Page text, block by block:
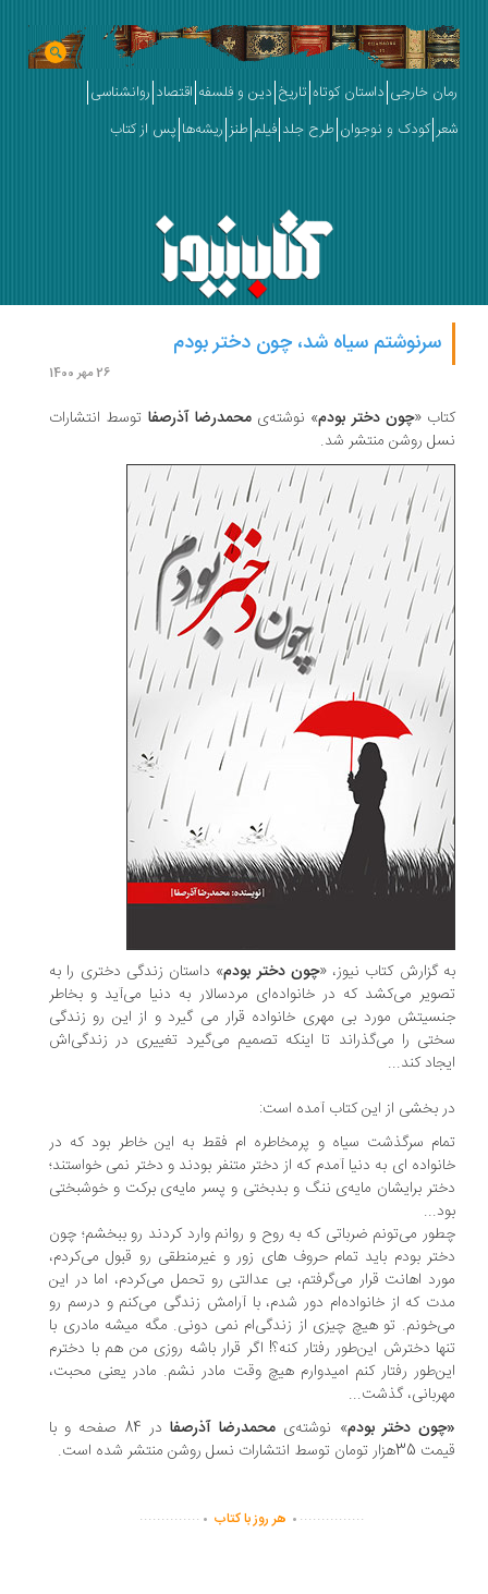
رمان خارجی داستان کوتاه تاریخ دین و فلسفه اقتصاد روانشناسی
شعر کودک و نوجوان طرح جلد فیلم طنز ریشه‌ها پس از کتاب
سرنوشتم سیاه شد، چون دختر بودم
26 مهر 1400
کتاب «چون دختر بودم» نوشته‌یمحمدرضا آذرصفا توسط انتشارات
نسل روشن منتشر شد.
به گزارش کتاب نیوز، «چون دختر بودم» داستان زندگی دختری را به
تصویر می‌کشد که در خانواده‌ای مردسالار به دنیا می‌آید و بخاطر
جنسیتش مورد بی مهری خانواده قرار می گیرد و از این رو زندگی
سختی را می‌گذراند تا اینکه تصمیم می‌گیرد تغییری در زندگی‌اش
ایجاد کند...
در بخشی از این کتاب آمده است:
تمام سرگذشت سیاه و پرمخاطره ام فقط به این خاطر بود که در
خانواده ای به دنیا آمدم که از دختر متنفر بودند و دختر نمی خواستند‌؛
دختر برایشان مايه‌ی ننگ و بدبختی و پسر مايه‌ی برکت و خوشبختی
بود...
چطور می‌تونم ضرباتی که به روح و روانم وارد کردند رو ببخشم؛ چون
دختر بودم باید تمام حروف های زور و غیرمنطقی رو قبول می‌کردم،
مورد اهانت قرار می‌گرفتم، بی عدالتی رو تحمل می‌کردم، اما در این
مدت که از خانواده‌ام دور شدم، با آرامش زندگی می‌کنم و درسم رو
می‌خونم. تو هیچ چیزی از زندگی‌ام نمی دونی. مگه میشه مادری با
تنها دخترش این‌طور رفتار کنه؟! اگر قرار باشه روزی من هم با دخترم
این‌طور رفتار کنم امیدوارم هیچ وقت مادر نشم. مادر یعنی محبت،
مهربانی، گذشت...
«چون دختر بودم» نوشته‌ی محمدرضا آذرصفا
در 84 صفحه و با
قیمت 35هزار تومان توسط انتشارات نسل روشن منتشر شده است.
...............
. هر روز با کتاب .
..............